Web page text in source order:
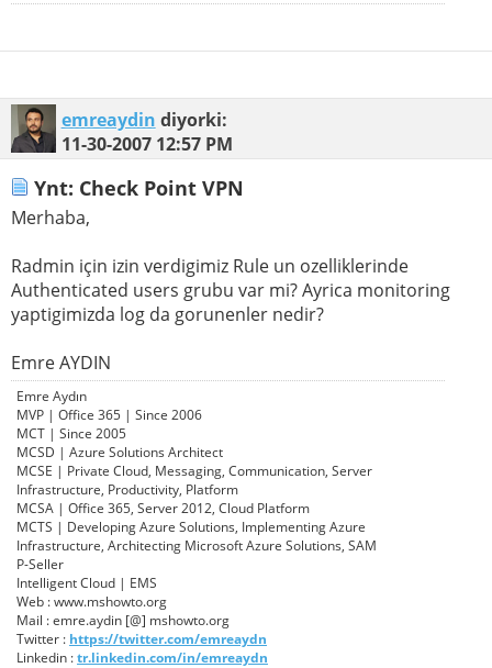
emreaydin diyorki:
11-30-2007 12:57 PM
Ynt: Check Point VPN
Merhaba,
Radmin için izin verdigimiz Rule un ozelliklerinde
Authenticated users grubu var mi? Ayrica monitoring
yaptigimizda log da gorunenler nedir?
Emre AYDIN
Emre Aydın
MVP | Office 365 | Since 2006
MCT | Since 2005
MCSD | Azure Solutions Architect
MCSE | Private Cloud, Messaging, Communication, Server
Infrastructure, Productivity, Platform
MCSA | Office 365, Server 2012, Cloud Platform
MCTS | Developing Azure Solutions, Implementing Azure
Infrastructure, Architecting Microsoft Azure Solutions, SAM
P-Seller
Intelligent Cloud | EMS
Web : www.mshowto.org
Mail : emre.aydin [@] mshowto.org
Twitter : https://twitter.com/emreaydn
Linkedin :tr.linkedin.com/in/emreaydn